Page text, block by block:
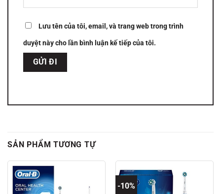
Lưu tên của tôi, email, và trang web trong trình
duyệt này cho lần bình luận kế tiếp của tôi.
SẢN PHẨM TƯƠNG TỰ
-10%